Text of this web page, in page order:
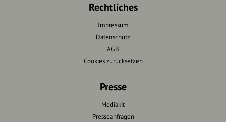
Rechtliches
Impressum
Datenschutz
AGB
Cookies zurücksetzen
Presse
Mediakit
Presseanfragen